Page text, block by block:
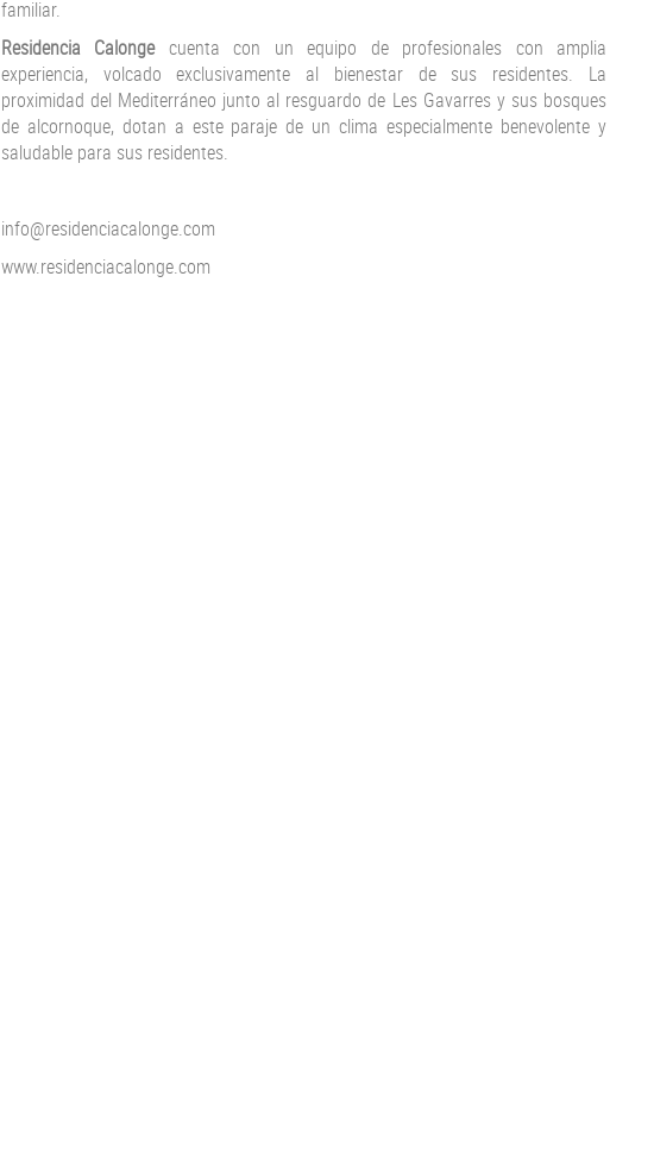
familiar.
Residencia Calongecuenta con un equipo de profesionales con amplia
experiencia, volcado exclusivamente al bienestar de sus residentes. La
proximidad del Mediterráneo junto al resguardo de Les Gavarres y sus bosques
de alcornoque, dotan a este paraje de un clima especialmente benevolente y
saludable para sus residentes.
info@residenciacalonge.com
www.residenciacalonge.com